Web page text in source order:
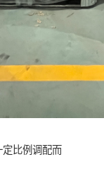
比例调配而